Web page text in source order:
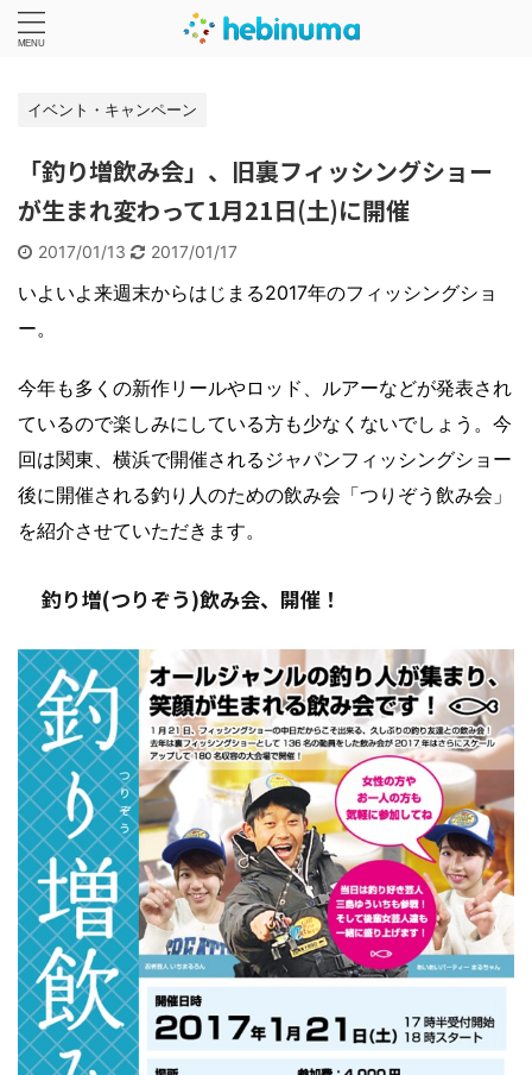
イベント・キャンペーン
「釣り増飲み会」、旧裏フィッシングショー
が生まれ変わって1月21日(土)に開催
2017/01/13 2017/01/17
いよいよ来週末からはじまる2017年のフィッシングショ
ー。
今年も多くの新作リールやロッド、ルアーなどが発表され
ているので楽しみにしている方も少なくないでしょう。今
回は関東、横浜で開催されるジャパンフィッシングショー
後に開催される釣り人のための飲み会「つりぞう飲み会」
を紹介させていただきます。
釣り増(つりぞう)飲み会、開催！